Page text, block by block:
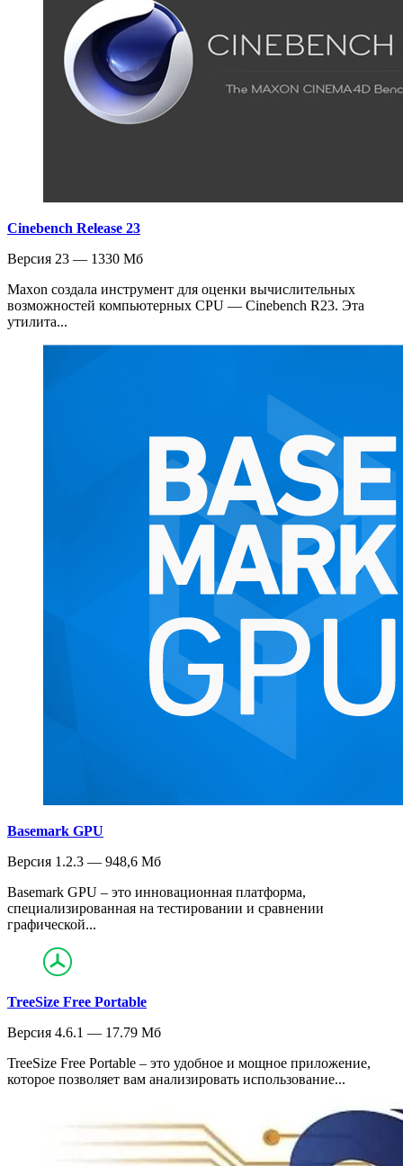
Cinebench Release 23
Версия 23 — 1330 Мб
Maxon создала инструмент для оценки вычислительных
возможностей компьютерных CPU — Cinebench R23. Эта
утилита...
Basemark GPU
Версия 1.2.3 — 948,6 Мб
Basemark GPU – это инновационная платформа,
специализированная на тестировании и сравнении
графической...
TreeSize Free Portable
Версия 4.6.1 — 17.79 Мб
TreeSize Free Portable – это удобное и мощное приложение,
которое позволяет вам анализировать использование...